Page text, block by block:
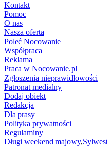
Kontakt
Pomoc
O nas
Nasza oferta
Poleć Nocowanie
Współpraca
Reklama
Praca w Nocowanie.pl
Zgłoszenia nieprawidłowości
Patronat medialny
Dodaj obiekt
Redakcja
Dla prasy
Polityka prywatności
Regulaminy
Długi weekend majowy,